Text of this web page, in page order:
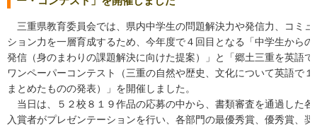
三重県教育委員会では、県内中学生の問題解決力や発信力、コミュ
ション力を一層育成するため、今年度で４回目となる「中学生からの
発信（身のまわりの課題解決に向けた提案）」と「郷土三重を英語で
ワンペーパーコンテスト（三重の自然や歴史、文化について英語で１
まとめたものの発表）」を開催しました。
当日は、５２校８１９作品の応募の中から、書類審査を通過した各
入賞者がプレゼンテーションを行い、各部門の最優秀賞、優秀賞、奨